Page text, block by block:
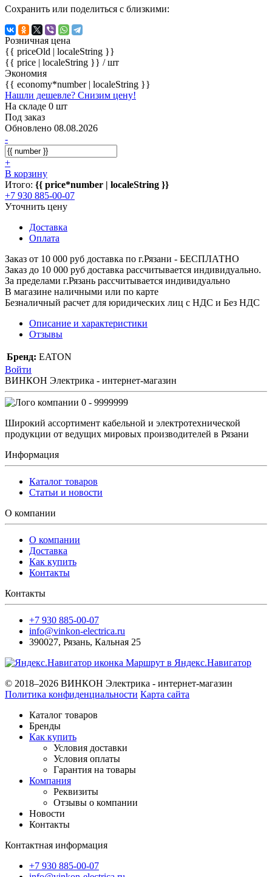
Сохранить или поделиться с близкими:
Розничная цена
{{ priceOld | localeString }}
{{ price | localeString }} / шт
Экономия
{{ economy*number | localeString }}
Нашли дешевле? Снизим цену!
На складе 0 шт
Под заказ
Обновлено 08.08.2026
-
+
В корзину
Итого: {{ price*number | localeString }}
+7 930 885-00-07
Уточнить цену
Доставка
Оплата
Заказ от 10 000 руб доставка по г.Рязани - БЕСПЛАТНО
Заказ до 10 000 руб доставка рассчитывается индивидуально.
За пределами г.Рязань рассчитывается индивидуально
В магазине наличными или по карте
Безналичный расчет для юридических лиц с НДС и Без НДС
Описание и характеристики
Отзывы
Бренд: EATON
Войти
ВИНКОН Электрика - интернет-магазин
0 - 9999999
Широкий ассортимент кабельной и электротехнической
продукции от ведущих мировых производителей в Рязани
Информация
Каталог товаров
Статьи и новости
О компании
О компании
Доставка
Как купить
Контакты
Контакты
+7 930 885-00-07
info@vinkon-electrica.ru
390027, Рязань, Кальная 25
Маршрут в Яндекс.Навигатор
© 2018–2026 ВИНКОН Электрика - интернет-магазин
Политика конфиденциальности Карта сайта
Каталог товаров
Бренды
Как купить
Условия доставки
Условия оплаты
Гарантия на товары
Компания
Реквизиты
Отзывы о компании
Новости
Контакты
Контактная информация
+7 930 885-00-07